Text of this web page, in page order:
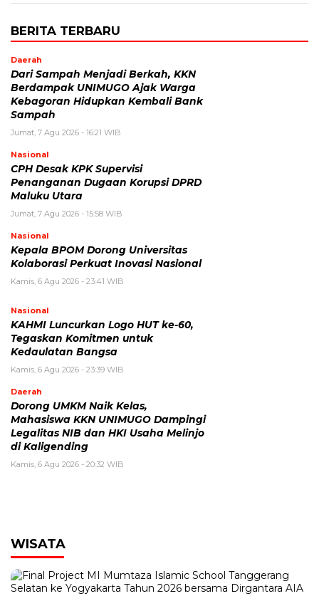
BERITA TERBARU
Daerah
Dari Sampah Menjadi Berkah, KKN
Berdampak UNIMUGO Ajak Warga
Kebagoran Hidupkan Kembali Bank
Sampah
Jumat, 7 Agu 2026 - 16:21 WIB
Nasional
CPH Desak KPK Supervisi
Penanganan Dugaan Korupsi DPRD
Maluku Utara
Jumat, 7 Agu 2026 - 15:58 WIB
Nasional
Kepala BPOM Dorong Universitas
Kolaborasi Perkuat Inovasi Nasional
Kamis, 6 Agu 2026 - 23:41 WIB
Nasional
KAHMI Luncurkan Logo HUT ke-60,
Tegaskan Komitmen untuk
Kedaulatan Bangsa
Kamis, 6 Agu 2026 - 23:39 WIB
Daerah
Dorong UMKM Naik Kelas,
Mahasiswa KKN UNIMUGO Dampingi
Legalitas NIB dan HKI Usaha Melinjo
di Kaligending
Kamis, 6 Agu 2026 - 20:32 WIB
WISATA